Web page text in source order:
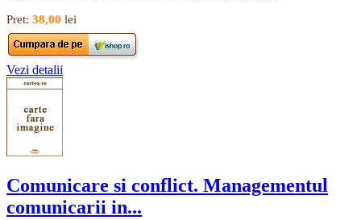
Pret: 38,00 lei
Vezi detalii
Comunicare si conflict. Managementul
comunicarii in...